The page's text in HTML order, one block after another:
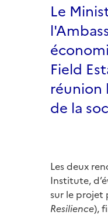
Le
Field
réunion
de la
Les deux
Institute,
sur le projet
Resilience),